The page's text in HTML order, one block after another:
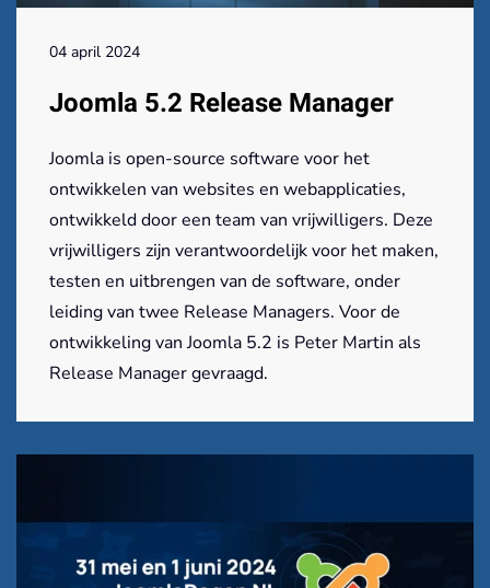
04 april 2024
Joomla 5.2 Release Manager
Joomla is open-source software voor het
ontwikkelen van websites en webapplicaties,
ontwikkeld door een team van vrijwilligers. Deze
vrijwilligers zijn verantwoordelijk voor het maken,
testen en uitbrengen van de software, onder
leiding van twee Release Managers. Voor de
ontwikkeling van Joomla 5.2 is Peter Martin als
Release Manager gevraagd.